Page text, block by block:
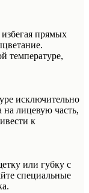
прямых
температуре,
исключительно
лицевую часть,
к
или губку с
специальные